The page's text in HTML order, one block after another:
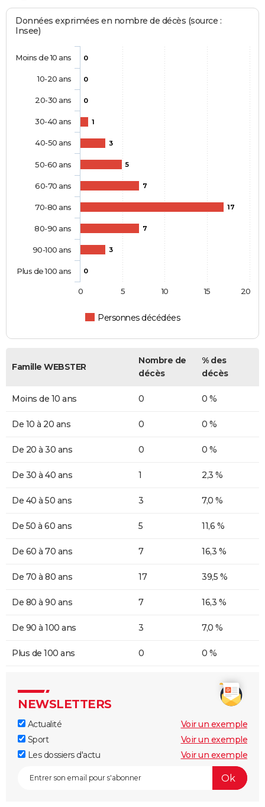
Données exprimées en nombre de décès (source :
Insee)
0
0
0
1
3
5
7
17
7
3
0
Personnes décédées
Moins de 10 ans
10-20 ans
20-30 ans
30-40 ans
40-50 ans
50-60 ans
60-70 ans
70-80 ans
80-90 ans
90-100 ans
Plus de 100 ans
0 5 10 15 20
Famille WEBSTER
Nombre de
décès
% des
décès
Moins de 10 ans 0 0 %
De 10 à 20 ans 0 0 %
De 20 à 30 ans 0 0 %
De 30 à 40 ans 1 2,3 %
De 40 à 50 ans 3 7,0 %
De 50 à 60 ans 5 11,6 %
De 60 à 70 ans 7 16,3 %
De 70 à 80 ans 17 39,5 %
De 80 à 90 ans 7 16,3 %
De 90 à 100 ans 3 7,0 %
Plus de 100 ans 0 0 %
NEWSLETTERS
Actualité
Voir un exemple
Sport
Voir un exemple
Les dossiers d'actu
Voir un exemple